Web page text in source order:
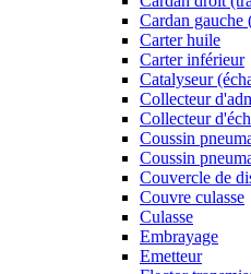
Cardan gauche
Carter huile
Carter inférieur
Catalyseur
Collecteur
Collecteur
Coussin
Coussin
Couvercle de
Couvre culasse
Culasse
Embrayage
Emetteur